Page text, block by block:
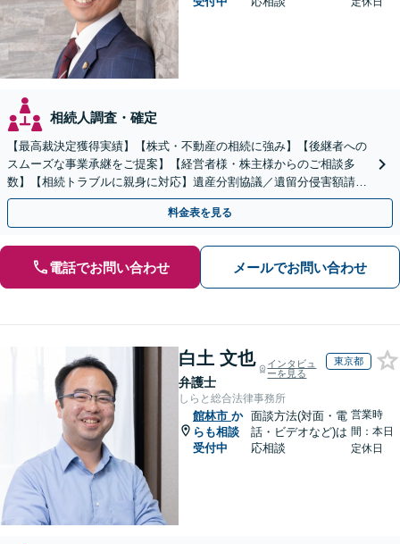
相続人調査・確定
【最高裁決定獲得実績】【株式・不動産の相続に強み】【後継者への
スムーズな事業承継をご提案】【経営者様・株主様からのご相談多
数】【相続トラブルに親身に対応】遺産分割協議／遺留分侵害額請求
／遺言書作成も丁寧に対応【40分相談無料】【渋谷駅3分】
料金表を見る
電話でお問い合わせ メールでお問い合わせ
白土 文也
弁護士
インタビュ
ーを見る
東京都
しらと総合法律事務所
館林市 か
らも相談
受付中
面談方法(対面・電
話・ビデオなど)は
応相談
営業時
間：本日
定休日